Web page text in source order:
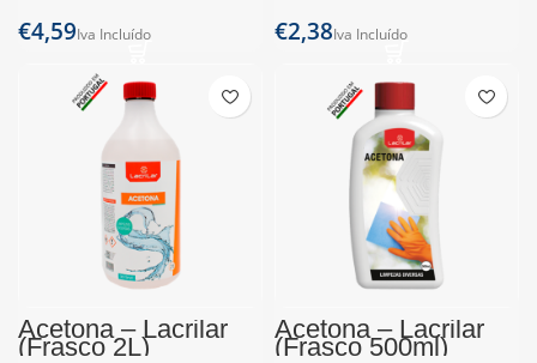
€ €
Acetona – Lacrilar
(Frasco 2L)
Acetona – Lacrilar
(Frasco 500ml)